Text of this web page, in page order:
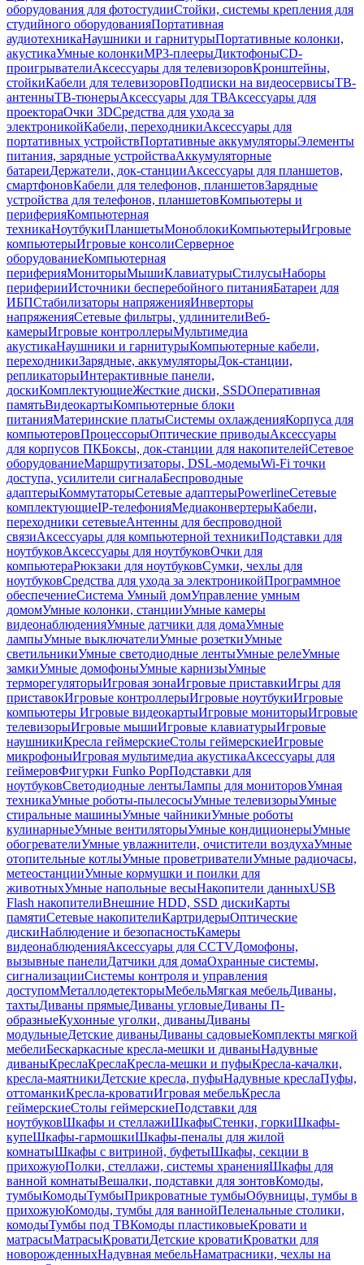
оборудования для фотостудииСтойки, системы крепления для
студийного оборудованияПортативная
аудиотехникаНаушники и гарнитурыПортативные колонки,
акустикаУмные колонкиMP3-плеерыДиктофоныCD-
проигрывателиАксессуары для телевизоровКронштейны,
стойкиКабели для телевизоровПодписки на видеосервисыТВ-
антенныТВ-тюнерыАксессуары для ТВАксессуары для
проектораОчки 3DСредства для ухода за
электроникойКабели, переходникиАксессуары для
портативных устройствПортативные аккумуляторыЭлементы
питания, зарядные устройстваАккумуляторные
батареиДержатели, док-станцииАксессуары для планшетов,
смартфоновКабели для телефонов, планшетовЗарядные
устройства для телефонов, планшетовКомпьютеры и
периферияКомпьютерная
техникаНоутбукиПланшетыМоноблокиКомпьютерыИгровые
компьютерыИгровые консолиСерверное
оборудованиеКомпьютерная
периферияМониторыМышиКлавиатурыСтилусыНаборы
периферииИсточники бесперебойного питанияБатареи для
ИБПСтабилизаторы напряженияИнверторы
напряженияСетевые фильтры, удлинителиВеб-
камерыИгровые контроллерыМультимедиа
акустикаНаушники и гарнитурыКомпьютерные кабели,
переходникиЗарядные, аккумуляторыДок-станции,
репликаторыИнтерактивные панели,
доскиКомплектующиеЖесткие диски, SSDОперативная
памятьВидеокартыКомпьютерные блоки
питанияМатеринские платыСистемы охлажденияКорпуса для
компьютеровПроцессорыОптические приводыАксессуары
для корпусов ПКБоксы, док-станции для накопителейСетевое
оборудованиеМаршрутизаторы, DSL-модемыWi-Fi точки
доступа, усилители сигналаБеспроводные
адаптерыКоммутаторыСетевые адаптерыPowerlineСетевые
комплектующиеIP-телефонияМедиаконвертерыКабели,
переходники сетевыеАнтенны для беспроводной
связиАксессуары для компьютерной техникиПодставки для
ноутбуковАксессуары для ноутбуковОчки для
компьютераРюкзаки для ноутбуковСумки, чехлы для
ноутбуковСредства для ухода за электроникойПрограммное
обеспечениеСистема Умный домУправление умным
домомУмные колонки, станцииУмные камеры
видеонаблюденияУмные датчики для домаУмные
лампыУмные выключателиУмные розеткиУмные
светильникиУмные светодиодные лентыУмные релеУмные
замкиУмные домофоныУмные карнизыУмные
терморегуляторыИгровая зонаИгровые приставкиИгры для
приставокИгровые контроллерыИгровые ноутбукиИгровые
компьютеры Игровые видеокартыИгровые мониторыИгровые
телевизорыИгровые мышиИгровые клавиатурыИгровые
наушникиКресла геймерскиеСтолы геймерскиеИгровые
микрофоныИгровая мультимедиа акустикаАксессуары для
геймеровФигурки Funko PopПодставки для
ноутбуковСветодиодные лентыЛампы для мониторовУмная
техникаУмные роботы-пылесосыУмные телевизорыУмные
стиральные машиныУмные чайникиУмные роботы
кулинарныеУмные вентиляторыУмные кондиционерыУмные
обогревателиУмные увлажнители, очистители воздухаУмные
отопительные котлыУмные проветривателиУмные радиочасы,
метеостанцииУмные кормушки и поилки для
животныхУмные напольные весыНакопители данныхUSB
Flash накопителиВнешние HDD, SSD дискиКарты
памятиСетевые накопителиКартридерыОптические
дискиНаблюдение и безопасностьКамеры
видеонаблюденияАксессуары для CCTVДомофоны,
вызывные панелиДатчики для домаОхранные системы,
сигнализацииСистемы контроля и управления
доступомМеталлодетекторыМебельМягкая мебельДиваны,
тахтыДиваны прямыеДиваны угловыеДиваны П-
образныеКухонные уголки, диваныДиваны
модульныеДетские диваныДиваны садовыеКомплекты мягкой
мебелиБескаркасные кресла-мешки и диваныНадувные
диваныКреслаКреслаКресла-мешки и пуфыКресла-качалки,
кресла-маятникиДетские кресла, пуфыНадувные креслаПуфы,
оттоманкиКресла-кроватиИгровая мебельКресла
геймерскиеСтолы геймерскиеПодставки для
ноутбуковШкафы и стеллажиШкафыСтенки, горкиШкафы-
купеШкафы-гармошкиШкафы-пеналы для жилой
комнатыШкафы с витриной, буфетыШкафы, секции в
прихожуюПолки, стеллажи, системы храненияШкафы для
ванной комнатыВешалки, подставки для зонтовКомоды,
тумбыКомодыТумбыПрикроватные тумбыОбувницы, тумбы в
прихожуюКомоды, тумбы для ваннойПеленальные столики,
комодыТумбы под ТВКомоды пластиковыеКровати и
матрасыМатрасыКроватиДетские кроватиКроватки для
новорожденныхНадувная мебельНаматрасники, чехлы на